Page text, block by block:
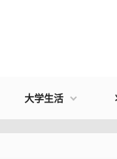
大学生活